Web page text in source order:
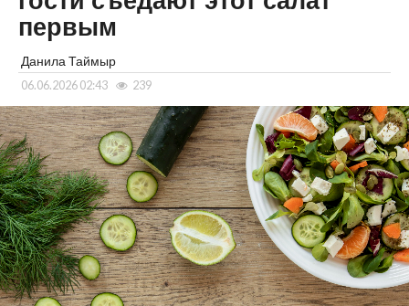
первым
Данила Таймыр
06.06.2026 02:43 239